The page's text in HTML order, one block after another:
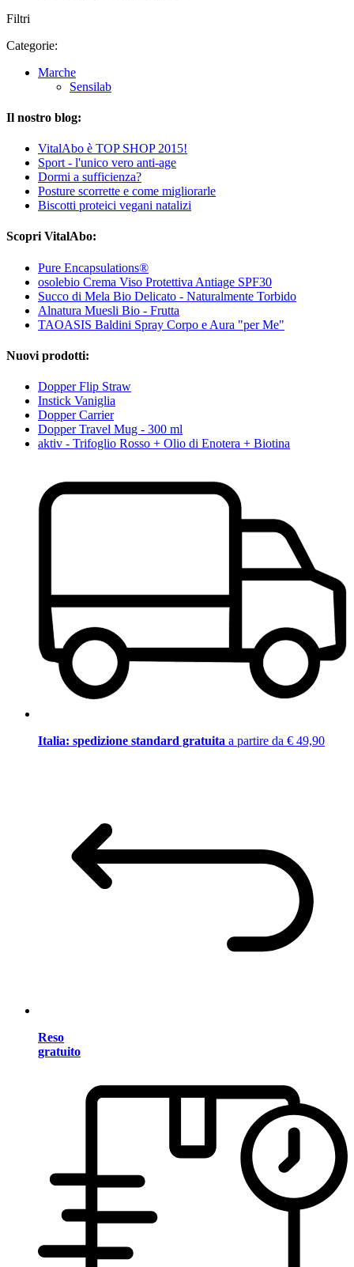
Filtri
Categorie:
Marche
Sensilab
Il nostro blog:
VitalAbo è TOP SHOP 2015!
Sport - l'unico vero anti-age
Dormi a sufficienza?
Posture scorrette e come migliorarle
Biscotti proteici vegani natalizi
Scopri VitalAbo:
Pure Encapsulations®
osolebio Crema Viso Protettiva Antiage SPF30
Succo di Mela Bio Delicato - Naturalmente Torbido
Alnatura Muesli Bio - Frutta
TAOASIS Baldini Spray Corpo e Aura "per Me"
Nuovi prodotti:
Dopper Flip Straw
Instick Vaniglia
Dopper Carrier
Dopper Travel Mug - 300 ml
aktiv - Trifoglio Rosso + Olio di Enotera + Biotina
Italia: spedizione standard gratuita a partire da € 49,90
Reso
gratuito